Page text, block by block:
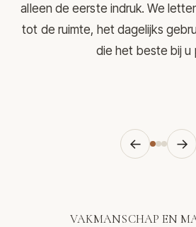
alleen de eerste indruk. We
tot de ruimte, het dagelijks
die het beste bij u
← →
VAKMANSCHAP EN